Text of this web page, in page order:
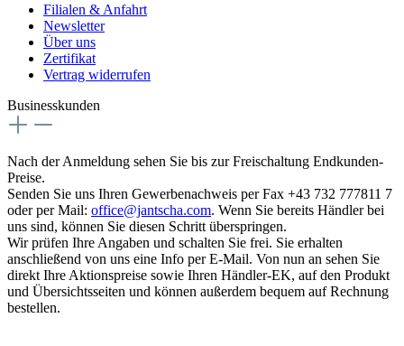
Filialen & Anfahrt
Newsletter
Über uns
Zertifikat
Vertrag widerrufen
Businesskunden
Nach der Anmeldung sehen Sie bis zur Freischaltung Endkunden-
Preise.
Senden Sie uns Ihren Gewerbenachweis per Fax +43 732 777811 7
oder per Mail: office@jantscha.com. Wenn Sie bereits Händler bei
uns sind, können Sie diesen Schritt überspringen.
Wir prüfen Ihre Angaben und schalten Sie frei. Sie erhalten
anschließend von uns eine Info per E-Mail. Von nun an sehen Sie
direkt Ihre Aktionspreise sowie Ihren Händler-EK, auf den Produkt
und Übersichtsseiten und können außerdem bequem auf Rechnung
bestellen.